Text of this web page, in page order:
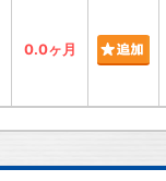
0.0ヶ月